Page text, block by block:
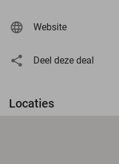
Website
Deel deze deal
Locaties